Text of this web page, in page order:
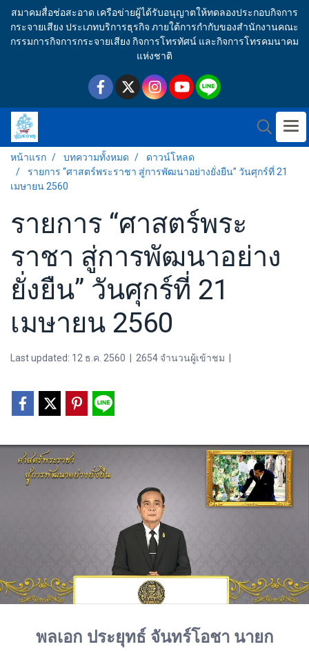
สมาคมสื่อช่อสะอาด เครือข่ายผู้ได้รับอนุญาตให้ทดลองประกอบกิจการ
กระจายเสียง ประเภทบริการธุรกิจ ภายใต้การกำกับของสำนักงานคณะ
กรรมการกิจการกระจายเสียง กิจการโทรทัศน์ และกิจการโทรคมนาคม
แห่งชาติ
หน้าแรก บทความทั้งหมด
ดาวน์โหลด
รายการ “ศาสตร์พระราชา สู่การพัฒนาอย่างยั่งยืน” วันศุกร์ที่ 21
เมษายน 2560
รายการ “ศาสตร์พระ
ราชา สู่การพัฒนาอย่าง
ยั่งยืน” วันศุกร์ที่ 21
เมษายน 2560
Last updated: 12 ธ.ค. 2560 2654 จำนวนผู้เข้าชม
พลเอก ประยุทธ์ จันทร์โอชา นายก